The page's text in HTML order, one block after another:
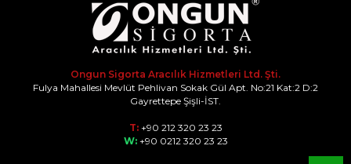
Ongun Sigorta Aracılık Hizmetleri Ltd. Şti.
Fulya Mahallesi Mevlüt Pehlivan Sokak Gül Apt. No:21 Kat:2 D:2
Gayrettepe Şişli-İST.
T:+90 212 320 23 23
W:+90 0212 320 23 23